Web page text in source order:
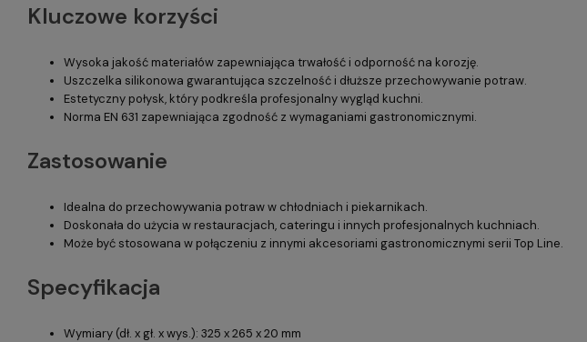
Kluczowe korzyści
Wysoka jakość materiałów zapewniająca trwałość i odporność na korozję.
Uszczelka silikonowa gwarantująca szczelność i dłuższe przechowywanie potraw.
Estetyczny połysk, który podkreśla profesjonalny wygląd kuchni.
Norma EN 631 zapewniająca zgodność z wymaganiami gastronomicznymi.
Zastosowanie
Idealna do przechowywania potraw w chłodniach i piekarnikach.
Doskonała do użycia w restauracjach, cateringu i innych profesjonalnych kuchniach.
Może być stosowana w połączeniu z innymi akcesoriami gastronomicznymi serii Top Line.
Specyfikacja
Wymiary (dł. x gł. x wys.): 325 x 265 x 20 mm